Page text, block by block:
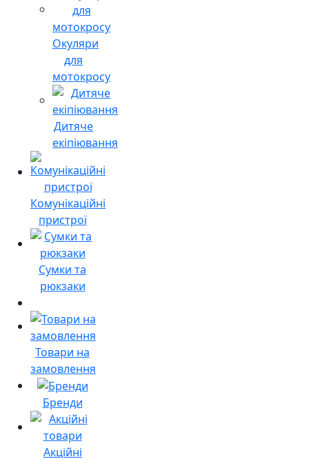
Окуляри
для
мотокросу
Дитяче
екіпіювання
Комунікаційні
пристрої
Сумки та
рюкзаки
Товари на
замовлення
Бренди
Акційні